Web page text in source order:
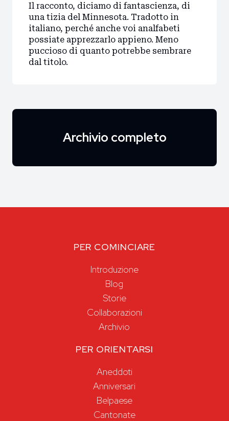
Il racconto, diciamo di fantascienza, di
una tizia del Minnesota. Tradotto in
italiano, perché anche voi analfabeti
possiate apprezzarlo appieno. Meno
puccioso di quanto potrebbe sembrare
dal titolo.
Archivio completo
PER COMINCIARE
Introduzione
Blog
Storie
Collaborazioni
Archivio
PER ORIENTARSI
Aneddoti
Anniversari
Belpaese
Cantonate